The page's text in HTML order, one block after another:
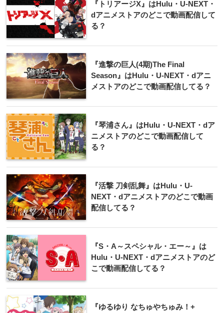
『トリアージX』はHulu・U-NEXT・
dアニメストアのどこで動画配信して
る？
『進撃の巨人(4期)The Final
Season』はHulu・U-NEXT・dアニ
メストアのどこで動画配信してる？
『琴浦さん』はHulu・U-NEXT・dア
ニメストアのどこで動画配信して
る？
『活撃 刀剣乱舞』はHulu・U-
NEXT・dアニメストアのどこで動画
配信してる？
『S・A～スペシャル・エー～』は
Hulu・U-NEXT・dアニメストアのど
こで動画配信してる？
『ゆるゆり なちゅやちゅみ！+